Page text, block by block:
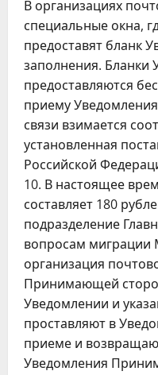
В организациях
специальные окна,
предоставят бланк
заполнения. Бланки
предоставляются
приему
связи взимается
установленная
Российской
10. В настоящее
составляет 180
подразделение
вопросам миграции
организация
Принимающей
Уведомлении и
проставляют в
приеме и
Уведомления